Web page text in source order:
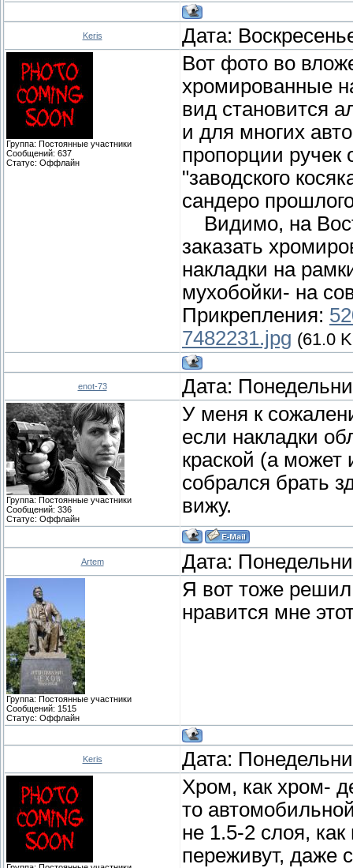
Keris Дата:
Группа: Постоянные участники
Сообщений: 637
Статус: Оффлайн
Вот фото во
хромированные
вид становится
и для многих
пропорции ручек
"заводского
сандеро
Видимо, на
заказать
накладки на
мухобойки- на
Прикрепления:
7482231.jpg (61.0
enot-73 Дата:
Группа: Постоянные участники
Сообщений: 336
Статус: Оффлайн
У меня к
если накладки
краской (а
собрался брать
вижу.
Artem Дата:
Группа: Постоянные участники
Сообщений: 1515
Статус: Оффлайн
Я вот тоже
нравится мне
Keris Дата:
Хром, как хром-
то
не 1.5-2 слоя,
переживут, даже